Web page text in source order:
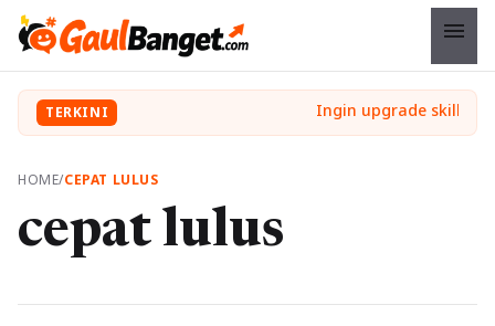
menu
TERKINI
HOME/CEPAT LULUS
cepat lulus